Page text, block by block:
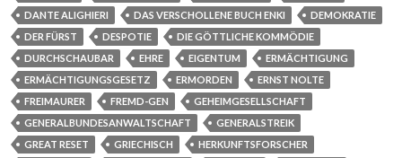
DANTE ALIGHIERI
DAS VERSCHOLLENE BUCH ENKI
DEMOKRATIE
DER FÜRST
DESPOTIE
DIE GÖTTLICHE KOMMÖDIE
DURCHSCHAUBAR
EHRE EIGENTUM
ERMÄCHTIGUNG
ERMÄCHTIGUNGSGESETZ
ERMORDEN
ERNST NOLTE
FREIMAURER
FREMD-GEN
GEHEIMGESELLSCHAFT
GENERALBUNDESANWALTSCHAFT
GENERALSTREIK
GREAT RESET
GRIECHISCH
HERKUNFTSFORSCHER